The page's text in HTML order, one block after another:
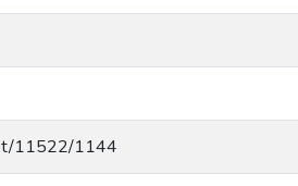
11522/1144